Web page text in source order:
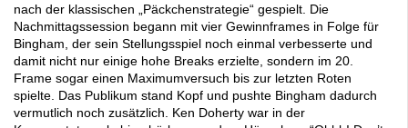
nach der klassischen „Päckchenstrategie“ gespielt. Die
Nachmittagssession begann mit vier Gewinnframes in Folge für
Bingham, der sein Stellungsspiel noch einmal verbesserte und
damit nicht nur einige hohe Breaks erzielte, sondern im 20.
Frame sogar einen Maximumversuch bis zur letzten Roten
spielte. Das Publikum stand Kopf und pushte Bingham dadurch
vermutlich noch zusätzlich. Ken Doherty war in der